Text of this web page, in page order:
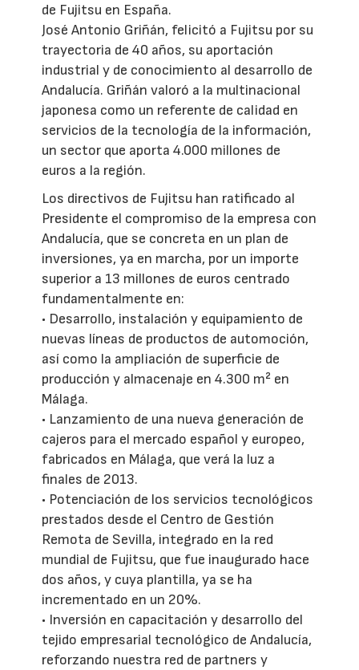
de Fujitsu en España.
José Antonio Griñán, felicitó a Fujitsu por su
trayectoria de 40 años, su aportación
industrial y de conocimiento al desarrollo de
Andalucía. Griñán valoró a la multinacional
japonesa como un referente de calidad en
servicios de la tecnología de la información,
un sector que aporta 4.000 millones de
euros a la región.
Los directivos de Fujitsu han ratificado al
Presidente el compromiso de la empresa con
Andalucía, que se concreta en un plan de
inversiones, ya en marcha, por un importe
superior a 13 millones de euros centrado
fundamentalmente en:
• Desarrollo, instalación y equipamiento de
nuevas líneas de productos de automoción,
así como la ampliación de superficie de
producción y almacenaje en 4.300 m² en
Málaga.
• Lanzamiento de una nueva generación de
cajeros para el mercado español y europeo,
fabricados en Málaga, que verá la luz a
finales de 2013.
• Potenciación de los servicios tecnológicos
prestados desde el Centro de Gestión
Remota de Sevilla, integrado en la red
mundial de Fujitsu, que fue inaugurado hace
dos años, y cuya plantilla, ya se ha
incrementado en un 20%.
• Inversión en capacitación y desarrollo del
tejido empresarial tecnológico de Andalucía,
reforzando nuestra red de partners y